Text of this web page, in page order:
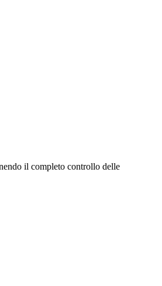
il completo controllo delle